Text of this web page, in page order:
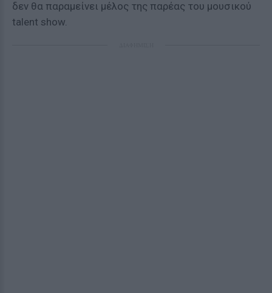
δεν θα παραμείνει μέλος της παρέας του μουσικού
talent show.